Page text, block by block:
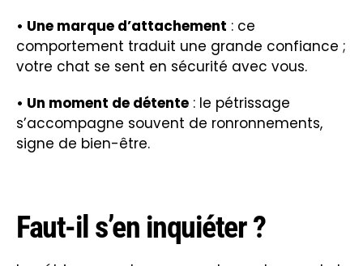
• Une marque d’attachement : ce
comportement traduit une grande confiance ;
votre chat se sent en sécurité avec vous.
• Un moment de détente : le pétrissage
s’accompagne souvent de ronronnements,
signe de bien-être.
Faut-il s’en inquiéter ?